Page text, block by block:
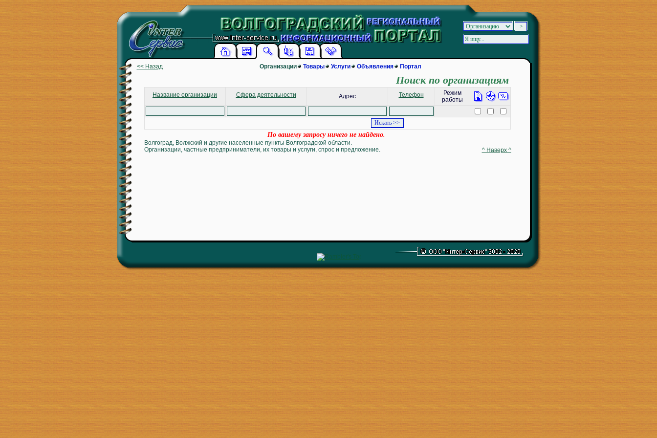
<< Назад Организации Товары Услуги Объявления Портал
Поиск по организациям
Название организации Сфера деятельности Адрес Телефон
Режим
работы
По вашему запросу ничего не найдено.
Волгоград, Волжский и другие населенные пункты Волгоградской области.
Организации, частные предприниматели, их товары и услуги, спрос и предложение.
^ Наверх ^